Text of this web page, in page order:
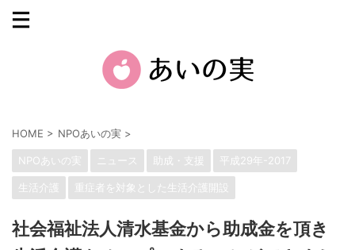
HOME > NPOあいの実 >
NPOあいの実 ニュース 助成・支援 平成29年-2017
生活介護 重症者を対象とした生活介護開設
社会福祉法人清水基金から助成金を頂き